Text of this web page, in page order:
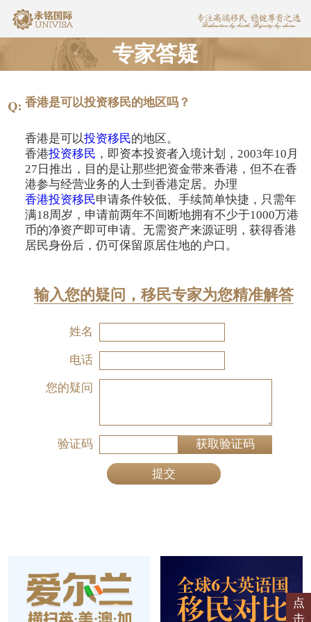
专家答疑
香港是可以投资移民的地区吗？
香港是可以投资移民的地区。
香港投资移民 ，即资本投资者入境计划，2003年10月
27日推出，目的是让那些把资金带来香港，但不在香
港参与经营业务的人士到香港定居。办理
香港投资移民申请条件较低、手续简单快捷，只需年
满18周岁，申请前两年不间断地拥有不少于1000万港
币的净资产即可申请。无需资产来源证明，获得香港
居民身份后，仍可保留原居住地的户口。
输入您的疑问，移民专家为您精准解答
姓名
电话
您的疑问
验证码 获取验证码
提交
点
击